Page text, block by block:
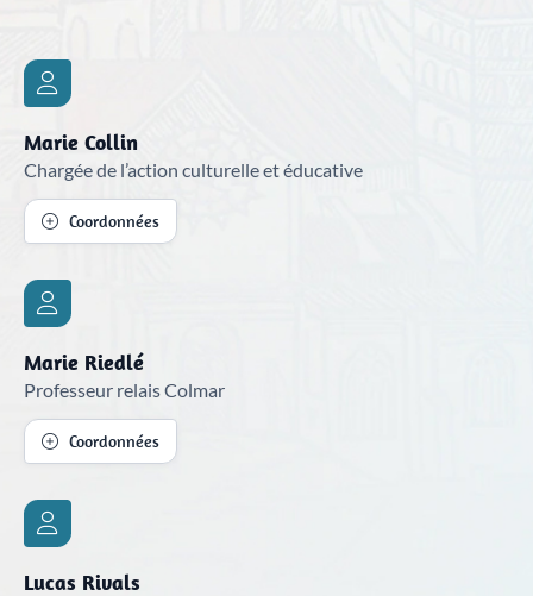
Marie Collin
Chargée de l’action culturelle et éducative
Coordonnées
Marie Riedlé
Professeur relais Colmar
Coordonnées
Lucas Rivals